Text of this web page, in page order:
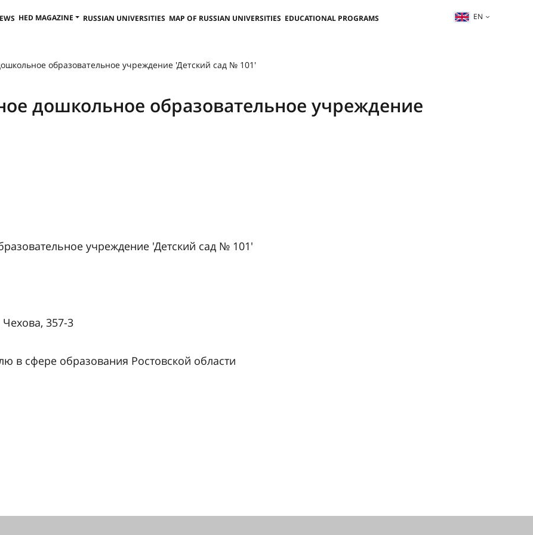
HED MAGAZINE RUSSIAN UNIVERSITIES MAP OF RUSSIAN UNIVERSITIES EDUCATIONAL PROGRAMS EN
образовательное учреждение 'Детский сад № 101'
дошкольное образовательное учреждение
учреждение 'Детский сад № 101'
Чехова, 357-3
в сфере образования Ростовской области